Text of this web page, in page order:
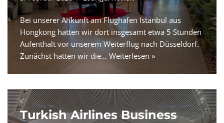
Bei unserer Ankunft am Flughafen Istanbul aus
Hongkong hatten wir dort insgesamt etwa 5 Stunden
Aufenthalt vor unserem Weiterflug nach Düsseldorf.
Zunächst hatten wir die… Weiterlesen »
Turkish Airlines Business